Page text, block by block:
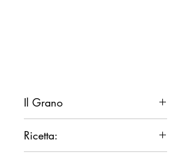
Il Grano
a differenza del grano tenero,
Ricetta: